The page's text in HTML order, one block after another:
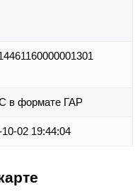
в формате ГАР
02 19:44:04